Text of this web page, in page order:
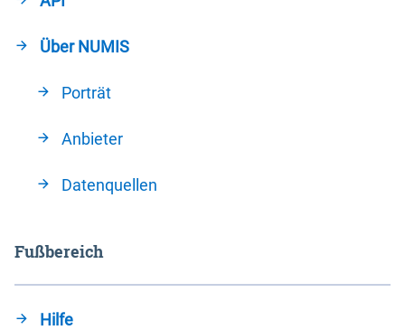
Über NUMIS
Porträt
Anbieter
Datenquellen
Fußbereich
Hilfe